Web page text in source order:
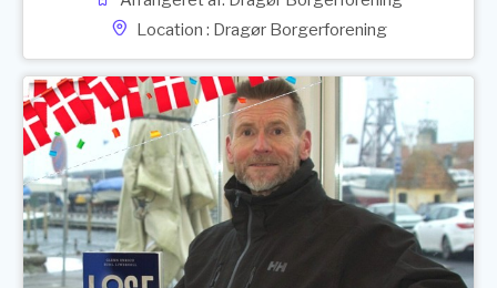
Location : Dragør Borgerforening